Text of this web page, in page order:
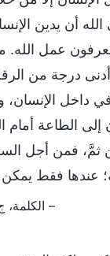
الله أن يدين
عمل الله.
درجة من
الإنسان،
إلى الطاعة
ثمَّ، فمن أجل
عندها فقط
– الكلمة، ج. 1. ظهور الله وعمله. اختبار التجارب المؤلمة هو السبيل الوحيد لكي